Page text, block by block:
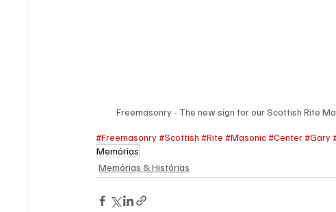
Freemasonry - The new sign for our Scottish Rite
#Freemasonry#Scottish #Rite #Masonic#Center#Gary
Memórias
Memórias & Histórias